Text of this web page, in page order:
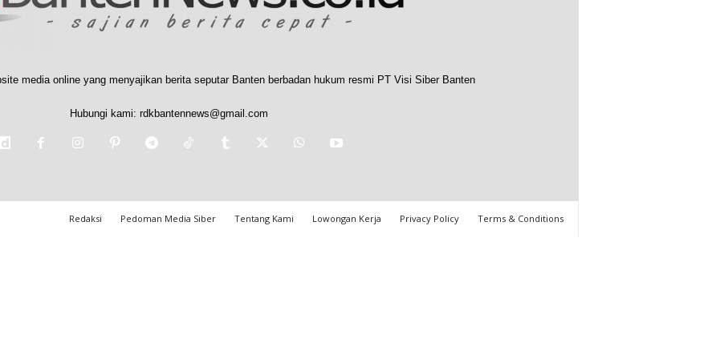
media online yang menyajikan berita seputar Banten berbadan hukum resmi PT Visi Siber Banten
Hubungi kami: rdkbantennews@gmail.com
Redaksi Pedoman Media Siber Tentang Kami Lowongan Kerja Privacy Policy Terms & Conditions